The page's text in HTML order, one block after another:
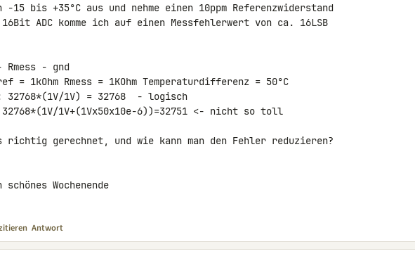
-15 bis +35°C aus und nehme einen 10ppm Referenzwiderstand
ADC komme ich auf einen Messfehlerwert von ca. 16LSB
- gnd
= 1kOhm Rmess = 1KOhm Temperaturdifferenz = 50°C
32768*(1V/1V) = 32768  - logisch
1V+(1Vx50x10e-6))=32751 <- nicht so toll
richtig gerechnet, und wie kann man den Fehler reduzieren?
Wochenende
Antwort